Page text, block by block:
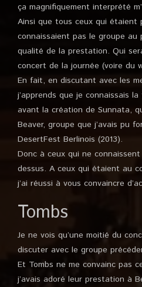
ça magnifiquement interprété
Ainsi que tous ceux qui étaient
connaissaient pas le groupe au
qualité de la prestation. Qui
concert de la journée (voire du
En fait, en discutant avec les
j’apprends que je connaissais
avant la création de Sunnata,
Beaver, groupe que j’avais pu
DesertFest Berlinois (2013).
Donc à ceux qui ne
dessus. A ceux qui étaient au
j’ai réussi à vous convaincre
Tombs
Je ne vois qu’une moitié du
discuter avec le groupe
Et Tombs ne me convainc pas
j’avais adoré leur prestation à